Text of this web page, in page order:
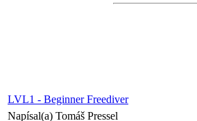
LVL1 - Beginner Freediver
Napísal(a) Tomáš Pressel